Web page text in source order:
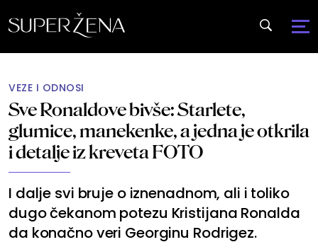
VEZE I ODNOSI
Sve Ronaldove bivše: Starlete,
glumice, manekenke, a jedna je otkrila
i detalje iz kreveta FOTO
I dalje svi bruje o iznenadnom, ali i toliko
dugo čekanom potezu Kristijana Ronalda
da konačno veri Georginu Rodrigez.